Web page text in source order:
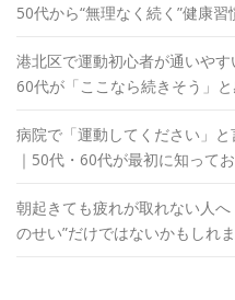
50代から“無理なく続く”健康習
港北区で運動初心者が通いや
60代が「ここなら続きそう」
病院で「運動してください」
｜50代・60代が最初に知って
朝起きても疲れが取れない人
のせい”だけではないかもしれ